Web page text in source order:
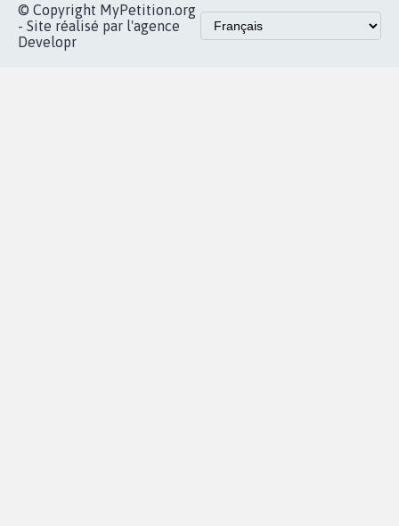
© Copyright MyPetition.org
- Site réalisé par l'agence
Developr